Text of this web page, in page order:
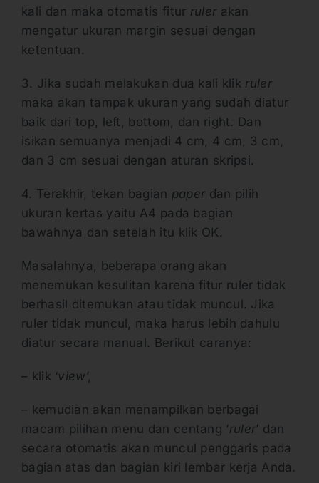
kali dan maka otomatis fitur ruler akan
mengatur ukuran margin sesuai dengan
ketentuan.
3. Jika sudah melakukan dua kali klik ruler
maka akan tampak ukuran yang sudah diatur
baik dari top, left, bottom, dan right. Dan
isikan semuanya menjadi 4 cm, 4 cm, 3 cm,
dan 3 cm sesuai dengan aturan skripsi.
4. Terakhir, tekan bagian paper dan pilih
ukuran kertas yaitu A4 pada bagian
bawahnya dan setelah itu klik OK.
Masalahnya, beberapa orang akan
menemukan kesulitan karena fitur ruler tidak
berhasil ditemukan atau tidak muncul. Jika
ruler tidak muncul, maka harus lebih dahulu
diatur secara manual. Berikut caranya:
– klik ‘view’,
– kemudian akan menampilkan berbagai
macam pilihan menu dan centang ‘ruler’ dan
secara otomatis akan muncul penggaris pada
bagian atas dan bagian kiri lembar kerja Anda.